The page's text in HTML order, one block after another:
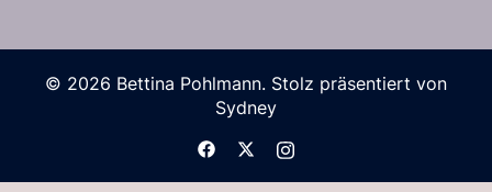
© 2026 Bettina Pohlmann. Stolz präsentiert von
Sydney